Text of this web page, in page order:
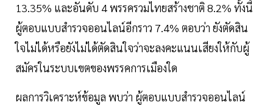
13.35% และอันดับ 4 พรรครวมไทยสร้างชาติ 8.2% ทั้งนี้
ผู้ตอบแบบสำรวจออนไลน์อีกราว 7.4% ตอบว่า ยังตัดสิน
ใจไม่ได้หรือยังไม่ได้ตัดสินใจว่าจะลงคะแนนเสียงให้กับผู้
สมัครในระบบเขตของพรรคการเมืองใด
ผลการวิเคราะห์ข้อมูล พบว่า ผู้ตอบแบบสำรวจออนไลน์